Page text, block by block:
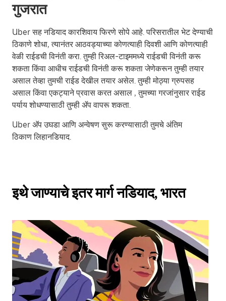
गुजरात
Uber सह नडियाद कारशिवाय फिरणे सोपे आहे. परिसरातील भेट देण्याची
ठिकाणे शोधा, त्यानंतर आठवड्याच्या कोणत्याही दिवशी आणि कोणत्याही
वेळी राईडची विनंती करा. तुम्ही रिअल-टाइममध्ये राईडची विनंती करू
शकता किंवा आधीच राईडची विनंती करू शकता जेणेकरून तुम्ही तयार
असाल तेव्हा तुमची राईड देखील तयार असेल. तुम्ही मोठ्या ग्रुपसह
असाल किंवा एकट्याने प्रवास करत असाल , तुमच्या गरजांनुसार राईड
पर्याय शोधण्यासाठी तुम्ही ॲप वापरू शकता.
Uber अ‍ॅप उघडा आणि अन्वेषण सुरू करण्यासाठी तुमचे अंतिम
ठिकाण लिहानडियाद.
इथे जाण्याचे इतर मार्ग नडियाद, भारत